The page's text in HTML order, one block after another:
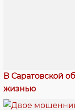
В Саратовской
жизнью